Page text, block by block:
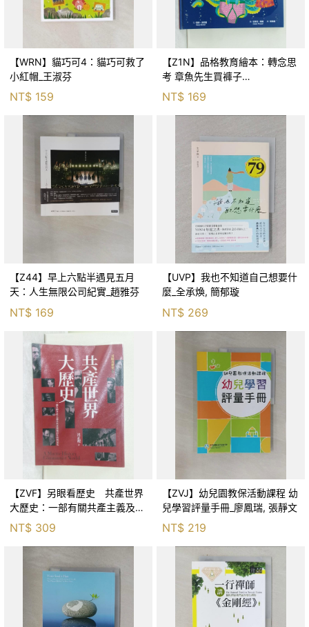
【WRN】貓巧可4：貓巧可救了
小紅帽_王淑芬
NT$ 159
【Z1N】品格教育繪本：轉念思
考 章魚先生買褲子
(Octopants)_蘇西‧西尼爾, 黃筱
NT$ 169
【Z44】早上六點半遇見五月
天：人生無限公司紀實_趙雅芬
NT$ 169
【UVP】我也不知道自己想要什
麼_全承煥, 簡郁璇
NT$ 269
【ZVF】另眼看歷史 共產世界
大歷史：一部有關共產主義及共
產黨兩百年的興衰史_呂正理
NT$ 309
【ZVJ】幼兒園教保活動課程 幼
兒學習評量手冊_廖鳳瑞, 張靜文
NT$ 219